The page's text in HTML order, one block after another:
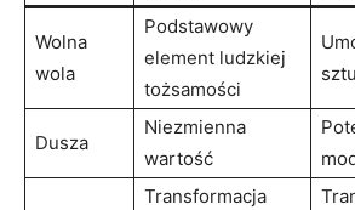
Wolna
wola
Podstawowy
element ludzkiej
tożsamości
Dusza
Niezmienna
wartość
Transformacja